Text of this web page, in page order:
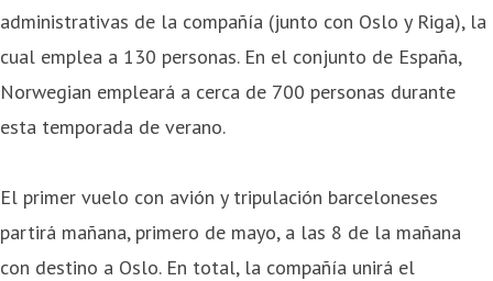
administrativas de la compañía (junto con Oslo y Riga), la
cual emplea a 130 personas. En el conjunto de España,
Norwegian empleará a cerca de 700 personas durante
esta temporada de verano.
El primer vuelo con avión y tripulación barceloneses
partirá mañana, primero de mayo, a las 8 de la mañana
con destino a Oslo. En total, la compañía unirá el